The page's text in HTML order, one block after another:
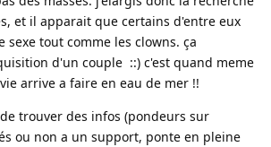
et il apparait que certains d'entre eux
sexe tout comme les clowns. ça
d'un couple ::) c'est quand meme
arrive a faire en eau de mer !!
trouver des infos (pondeurs sur
ou non a un support, ponte en pleine